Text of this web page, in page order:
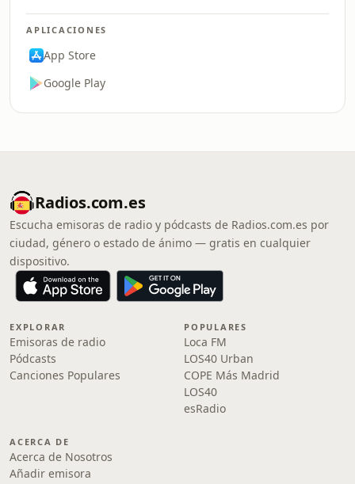
APLICACIONES
App Store
Google Play
Radios.com.es
Escucha emisoras de radio y pódcasts de Radios.com.es por
ciudad, género o estado de ánimo — gratis en cualquier
dispositivo.
EXPLORAR
Emisoras de radio
Pódcasts
Canciones Populares
POPULARES
Loca FM
LOS40 Urban
COPE Más Madrid
LOS40
esRadio
ACERCA DE
Acerca de Nosotros
Añadir emisora